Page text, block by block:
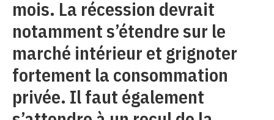
mois. La récession devrait
notamment s’étendre sur le
marché intérieur et grignoter
fortement la consommation
privée. Il faut également